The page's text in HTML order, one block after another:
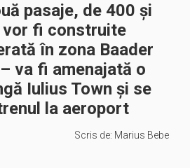
pasaje, de 400 și
vor fi construite
în zona Baader
va fi amenajată o
Iulius Town şi se
la aeroport
Scris de: Marius Bebe